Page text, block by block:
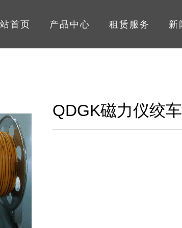
首页 产品中心 租赁服务 新
QDGK磁力仪绞车